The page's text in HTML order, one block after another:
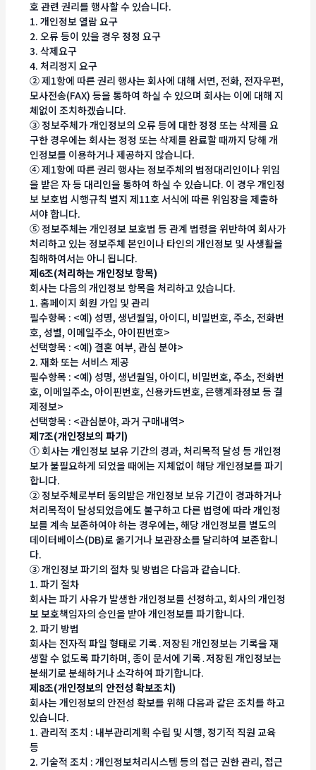
호 관련 권리를 행사할 수 있습니다.
1. 개인정보 열람 요구
2. 오류 등이 있을 경우 정정 요구
3. 삭제요구
4. 처리정지 요구
② 제1항에 따른 권리 행사는 회사에 대해 서면, 전화, 전자우편,
모사전송(FAX) 등을 통하여 하실 수 있으며 회사는 이에 대해 지
체없이 조치하겠습니다.
③ 정보주체가 개인정보의 오류 등에 대한 정정 또는 삭제를 요
구한 경우에는 회사는 정정 또는 삭제를 완료할 때까지 당해 개
인정보를 이용하거나 제공하지 않습니다.
④ 제1항에 따른 권리 행사는 정보주체의 법정대리인이나 위임
을 받은 자 등 대리인을 통하여 하실 수 있습니다. 이 경우 개인정
보 보호법 시행규칙 별지 제11호 서식에 따른 위임장을 제출하
셔야 합니다.
⑤ 정보주체는 개인정보 보호법 등 관계 법령을 위반하여 회사가
처리하고 있는 정보주체 본인이나 타인의 개인정보 및 사생활을
침해하여서는 아니 됩니다.
제6조(처리하는 개인정보 항목)
회사는 다음의 개인정보 항목을 처리하고 있습니다.
1. 홈페이지 회원 가입 및 관리
필수항목 : <예) 성명, 생년월일, 아이디, 비밀번호, 주소, 전화번
호, 성별, 이메일주소, 아이핀번호>
선택항목 : <예) 결혼 여부, 관심 분야>
2. 재화 또는 서비스 제공
필수항목 : <예) 성명, 생년월일, 아이디, 비밀번호, 주소, 전화번
호, 이메일주소, 아이핀번호, 신용카드번호, 은행계좌정보 등 결
제정보>
선택항목 : <관심분야, 과거 구매내역>
제7조(개인정보의 파기)
① 회사는 개인정보 보유 기간의 경과, 처리목적 달성 등 개인정
보가 불필요하게 되었을 때에는 지체없이 해당 개인정보를 파기
합니다.
② 정보주체로부터 동의받은 개인정보 보유 기간이 경과하거나
처리목적이 달성되었음에도 불구하고 다른 법령에 따라 개인정
보를 계속 보존하여야 하는 경우에는, 해당 개인정보를 별도의
데이터베이스(DB)로 옮기거나 보관장소를 달리하여 보존합니
다.
③ 개인정보 파기의 절차 및 방법은 다음과 같습니다.
1. 파기 절차
회사는 파기 사유가 발생한 개인정보를 선정하고, 회사의 개인정
보 보호책임자의 승인을 받아 개인정보를 파기합니다.
2. 파기 방법
회사는 전자적 파일 형태로 기록․저장된 개인정보는 기록을 재
생할 수 없도록 파기하며, 종이 문서에 기록․저장된 개인정보는
분쇄기로 분쇄하거나 소각하여 파기합니다.
제8조(개인정보의 안전성 확보조치)
회사는 개인정보의 안전성 확보를 위해 다음과 같은 조치를 하고
있습니다.
1. 관리적 조치 : 내부관리계획 수립 및 시행, 정기적 직원 교육
등
2. 기술적 조치 : 개인정보처리시스템 등의 접근 권한 관리, 접근